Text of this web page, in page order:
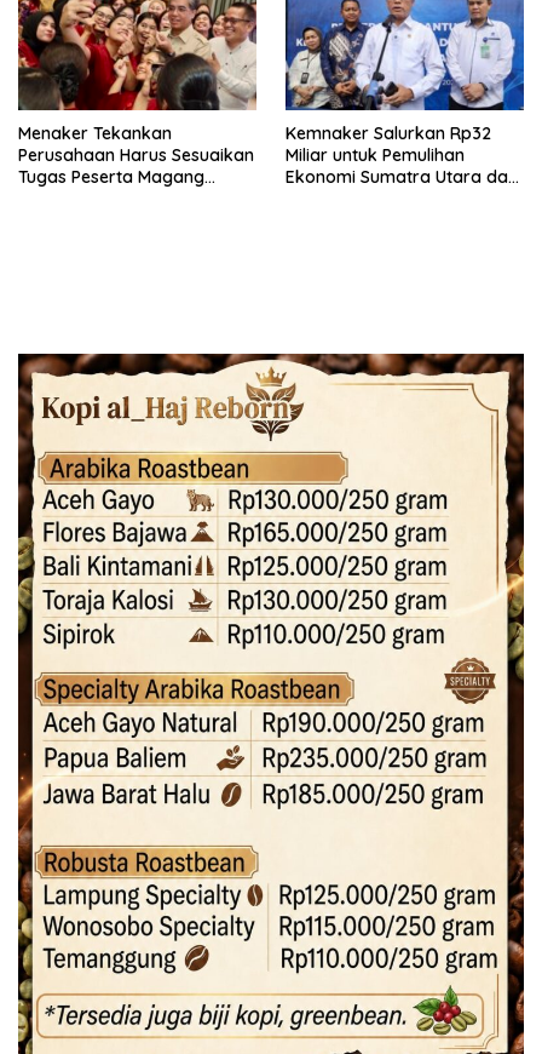
Menaker Tekankan
Perusahaan Harus Sesuaikan
Tugas Peserta Magang
Kemnaker Salurkan Rp32
Miliar untuk Pemulihan
Ekonomi Sumatra Utara dan